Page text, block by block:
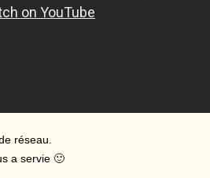
réseau.
a servie 🙂